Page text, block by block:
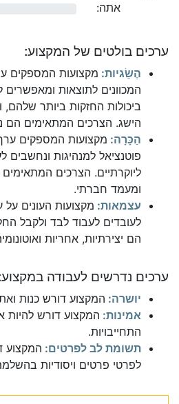
אתה:
ערכים בולטים של המקצוע:
הֶשֵׂגיות: מקצועות המספקים
המכוונים לתוצאות
ביכולות החזקות ביותר
הישג. הצרכים המתאימים הם
הַכָּרָה: מקצועות המספקים
פוטנציאל למנהיגות ונחשבים
ליוקרתיים. הצרכים
ומעמד חברתי.
עצמאות: מקצועות העונים
לעובדים לעבוד לבד ולקבל
הם יצירתיות, אחריות
ערכים נדרשים לעבודה
יושרה: המקצוע דורש כנות
אמינות: המקצוע דורש להיות
התחייבויות.
תשומת לב לפרטים: המקצוע
לפרטי פרטים ויסודיות